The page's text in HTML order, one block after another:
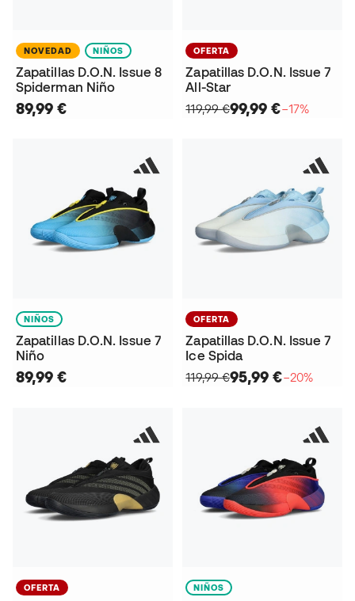
NOVEDAD NIÑOS
Zapatillas D.O.N. Issue 8
Spiderman Niño
89,99 €
OFERTA
Zapatillas D.O.N. Issue 7
All-Star
119,99 €99,99 €−17%
NIÑOS
Zapatillas D.O.N. Issue 7
Niño
89,99 €
OFERTA
Zapatillas D.O.N. Issue 7
Ice Spida
119,99 €95,99 €−20%
OFERTA NIÑOS